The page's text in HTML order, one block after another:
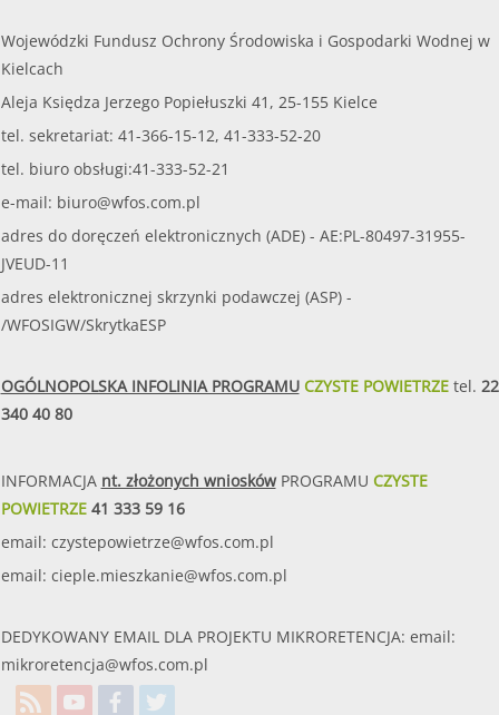
Wojewódzki Fundusz Ochrony Środowiska i Gospodarki Wodnej w
Kielcach
Aleja Księdza Jerzego Popiełuszki 41, 25-155 Kielce
tel. sekretariat: 41-366-15-12, 41-333-52-20
tel. biuro obsługi:41-333-52-21
e-mail: biuro@wfos.com.pl
adres do doręczeń elektronicznych (ADE) - AE:PL-80497-31955-
JVEUD-11
adres elektronicznej skrzynki podawczej (ASP) -
/WFOSIGW/SkrytkaESP
OGÓLNOPOLSKA INFOLINIA PROGRAMUCZYSTE POWIETRZEtel. 22
340 40 80
INFORMACJA nt. złożonych wnioskówPROGRAMU CZYSTE
POWIETRZE41 333 59 16
email: czystepowietrze@wfos.com.pl
email: cieple.mieszkanie@wfos.com.pl
DEDYKOWANY EMAIL DLA PROJEKTU MIKRORETENCJA: email:
mikroretencja@wfos.com.pl